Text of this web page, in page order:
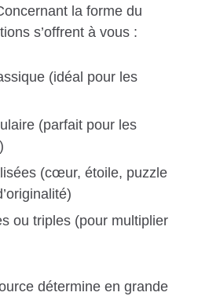
la forme du
s’offrent à vous :
(idéal pour les
(parfait pour les
(cœur, étoile, puzzle
ou triples (pour multiplier
détermine en grande